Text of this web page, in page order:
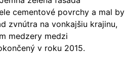
cementové povrchy a mal by
zvnútra na vonkajšiu krajinu,
medzery medzi
v roku 2015.